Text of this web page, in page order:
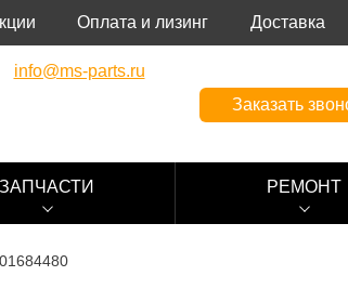
Оплата и лизинг Доставка
info@ms-parts.ru
Заказать
ЗАПЧАСТИ РЕМОНТ